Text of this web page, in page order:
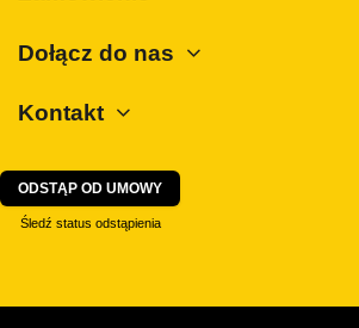
SAAB
Skoda
SsangYong
Suzuki
Dołącz do nas
Kontakt
ODSTĄP OD UMOWY
Śledź status odstąpienia